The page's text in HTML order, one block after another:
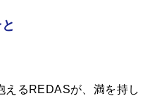
えるREDASが、満を持し